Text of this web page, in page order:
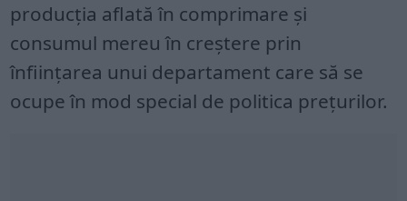
producția aflată în comprimare și
consumul mereu în creștere prin
înființarea unui departament care să se
ocupe în mod special de politica prețurilor.